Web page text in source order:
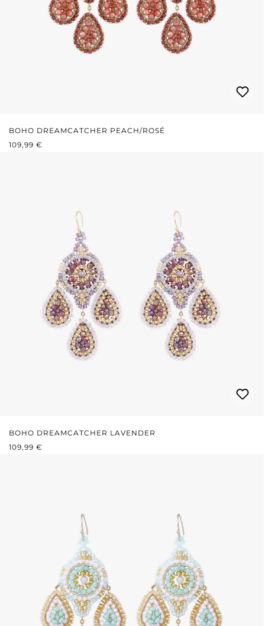
BOHO DREAMCATCHER PEACH/ROSÉ
REGULÄRER PREIS:
109,99 €
BOHO DREAMCATCHER LAVENDER
REGULÄRER PREIS:
109,99 €